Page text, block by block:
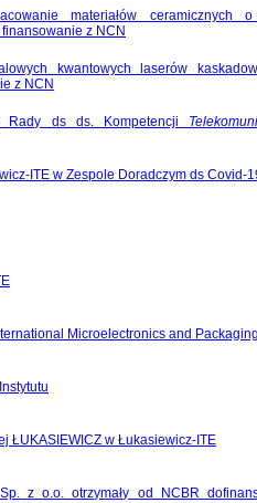
materiałów ceramicznych
z NCN
kwantowych laserów
z NCN
Rady ds ds. Kompetencji
ITE w Zespole Doradczym ds Covid-
Microelectronics and
ŁUKASIEWICZ w Łukasiewicz-ITE
z o.o. otrzymały od NCBR